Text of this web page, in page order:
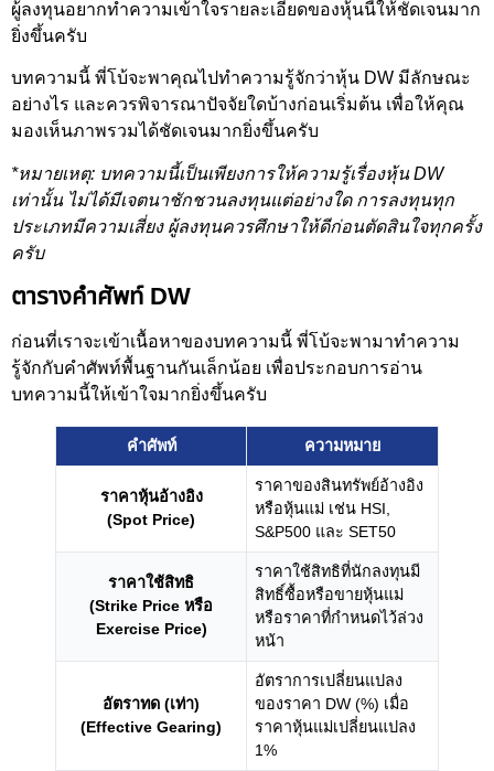
ผู้ลงทุนอยากทำความเข้าใจรายละเอียดของหุ้นนี้ให้ชัดเจนมาก
ยิ่งขึ้นครับ
บทความนี้ พี่โบ้จะพาคุณไปทำความรู้จักว่าหุ้น DW มีลักษณะ
อย่างไร และควรพิจารณาปัจจัยใดบ้างก่อนเริ่มต้น เพื่อให้คุณ
มองเห็นภาพรวมได้ชัดเจนมากยิ่งขึ้นครับ
*หมายเหตุ: บทความนี้เป็นเพียงการให้ความรู้เรื่องหุ้น DW
เท่านั้น ไม่ได้มีเจตนาชักชวนลงทุนแต่อย่างใด การลงทุนทุก
ประเภทมีความเสี่ยง ผู้ลงทุนควรศึกษาให้ดีก่อนตัดสินใจทุกครั้ง
ครับ
ตารางคำศัพท์ DW
ก่อนที่เราจะเข้าเนื้อหาของบทความนี้ พี่โบ้จะพามาทำความ
รู้จักกับคำศัพท์พื้นฐานกันเล็กน้อย เพื่อประกอบการอ่าน
บทความนี้ให้เข้าใจมากยิ่งขึ้นครับ
คำศัพท์ ความหมาย
ราคาหุ้นอ้างอิง
(Spot Price)
ราคาของสินทรัพย์อ้างอิง
หรือหุ้นแม่ เช่น HSI,
S&P500 และ SET50
ราคาใช้สิทธิ
(Strike Price หรือ
Exercise Price)
ราคาใช้สิทธิที่นักลงทุนมี
สิทธิ์ซื้อหรือขายหุ้นแม่
หรือราคาที่กำหนดไว้ล่วง
หน้า
อัตราทด (เท่า)
(Effective Gearing)
อัตราการเปลี่ยนแปลง
ของราคา DW (%) เมื่อ
ราคาหุ้นแม่เปลี่ยนแปลง
1%